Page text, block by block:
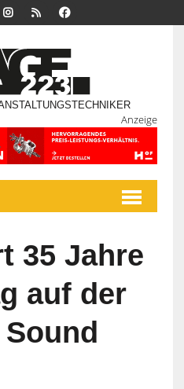
Anzeige
35 Jahre
auf der